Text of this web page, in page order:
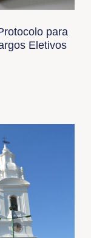
para
Eletivos